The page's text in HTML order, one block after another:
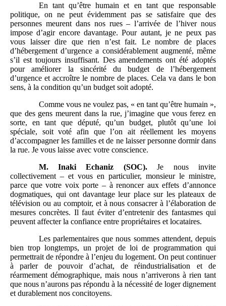
En tant qu’être humain et en tant que responsable
politique, on ne peut évidemment pas se satisfaire que des
personnes meurent dans nos rues – l’arrivée de l’hiver nous
impose d’agir encore davantage. Pour autant, je ne peux pas
vous laisser dire que rien n’est fait. Le nombre de places
d’hébergement d’urgence a considérablement augmenté, même
s’il est toujours insuffisant. Des amendements ont été adoptés
pour améliorer la sincérité du budget de l’hébergement
d’urgence et accroître le nombre de places. Cela va dans le bon
sens, à la condition qu’un budget soit adopté.
Comme vous ne voulez pas, « en tant qu’être humain »,
que des gens meurent dans la rue, j’imagine que vous ferez en
sorte, en tant que député, qu’un budget, plutôt qu’une loi
spéciale, soit voté afin que l’on ait réellement les moyens
d’accompagner les familles et de ne laisser personne dormir dans
la rue. Je vous laisse avec votre conscience.
M.
Inaki Echaniz (SOC).Je nous invite
collectivement – et vous en particulier, monsieur le ministre,
parce que votre voix porte – à renoncer aux effets d’annonce
dogmatiques, qui ont davantage leur place sur les plateaux de
télévision ou au comptoir, et à nous consacrer à l’élaboration de
mesures concrètes. Il faut éviter d’entretenir des fantasmes qui
peuvent affecter la confiance entre propriétaires et locataires.
Les parlementaires que nous sommes attendent, depuis
bien trop longtemps, un projet de loi de programmation qui
permettrait de répondre à l’enjeu du logement. On peut continuer
à parler de pouvoir d’achat, de réindustrialisation et de
réarmement démographique, mais nous n’arriverons à rien tant
que nous n’aurons pas répondu à la nécessité de loger dignement
et durablement nos concitoyens.